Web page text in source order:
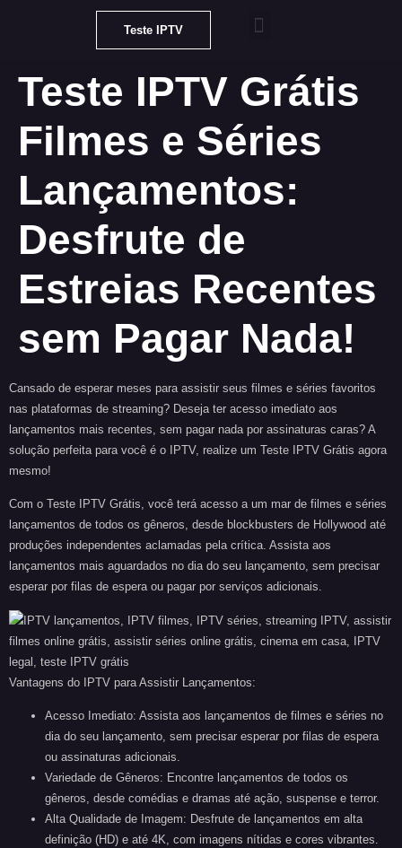
Teste IPTV
Teste IPTV Grátis
Filmes e Séries
Lançamentos:
Desfrute de
Estreias Recentes
sem Pagar Nada!
Cansado de esperar meses para assistir seus filmes e séries favoritos
nas plataformas de streaming? Deseja ter acesso imediato aos
lançamentos mais recentes, sem pagar nada por assinaturas caras? A
solução perfeita para você é o IPTV, realize um Teste IPTV Grátis agora
mesmo!
Com o Teste IPTV Grátis, você terá acesso a um mar de filmes e séries
lançamentos de todos os gêneros, desde blockbusters de Hollywood até
produções independentes aclamadas pela crítica. Assista aos
lançamentos mais aguardados no dia do seu lançamento, sem precisar
esperar por filas de espera ou pagar por serviços adicionais.
Vantagens do IPTV para Assistir Lançamentos:
Acesso Imediato: Assista aos lançamentos de filmes e séries no
dia do seu lançamento, sem precisar esperar por filas de espera
ou assinaturas adicionais.
Variedade de Gêneros: Encontre lançamentos de todos os
gêneros, desde comédias e dramas até ação, suspense e terror.
Alta Qualidade de Imagem: Desfrute de lançamentos em alta
definição (HD) e até 4K, com imagens nítidas e cores vibrantes.